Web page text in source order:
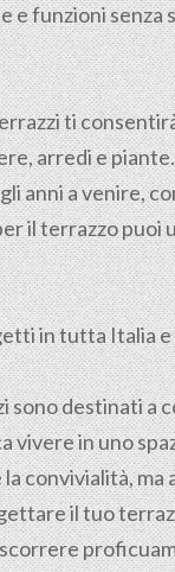
funzioni
ti
arredi e
anni a venire,
il terrazzo
in tutta Italia
destinati a
in uno
convivialità,
il tuo